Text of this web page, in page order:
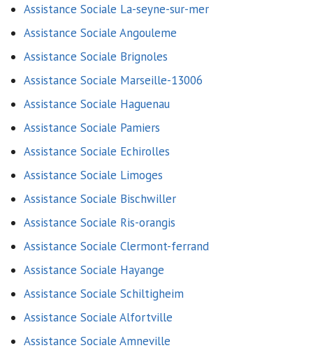
Assistance Sociale La-seyne-sur-mer
Assistance Sociale Angouleme
Assistance Sociale Brignoles
Assistance Sociale Marseille-13006
Assistance Sociale Haguenau
Assistance Sociale Pamiers
Assistance Sociale Echirolles
Assistance Sociale Limoges
Assistance Sociale Bischwiller
Assistance Sociale Ris-orangis
Assistance Sociale Clermont-ferrand
Assistance Sociale Hayange
Assistance Sociale Schiltigheim
Assistance Sociale Alfortville
Assistance Sociale Amneville